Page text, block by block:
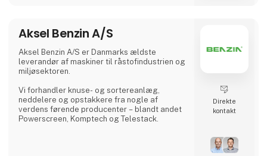
Aksel Benzin A/S
Aksel Benzin A/S er Danmarks ældste
leverandør af maskiner til råstofindustrien og
miljøsektoren.
Vi forhandler knuse- og sortereanlæg,
neddelere og opstakkere fra nogle af
verdens førende producenter – blandt andet
Powerscreen, Komptech og Telestack.
Direkte
kontakt